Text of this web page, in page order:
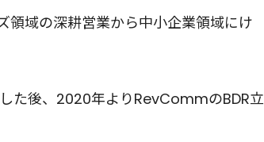
領域の深耕営業から中小企業領域にけ
た後、2020年よりRevCommのBDR立